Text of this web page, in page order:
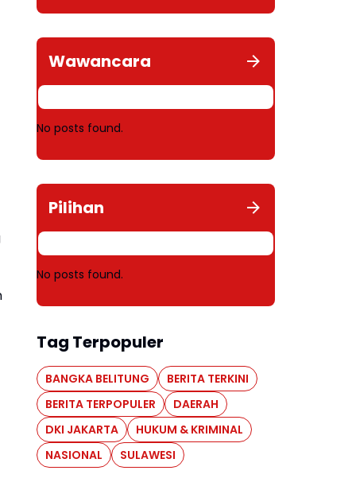
Wawancara
No posts found.
Pilihan
No posts found.
Tag Terpopuler
BANGKA BELITUNG
BERITA TERKINI
BERITA TERPOPULER
DAERAH
DKI JAKARTA
HUKUM & KRIMINAL
NASIONAL
SULAWESI